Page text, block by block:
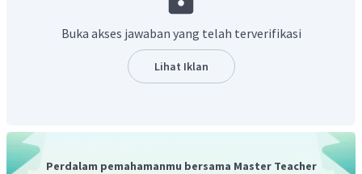
Jadi, jawaban yang tepat adalah A
Buka akses jawaban yang telah terverifikasi
Lihat Iklan
Perdalam pemahamanmu bersama Master Teacher